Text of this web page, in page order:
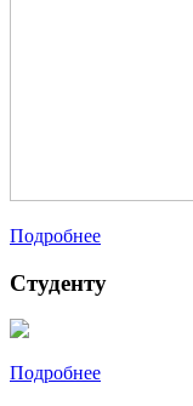
Подробнее
Студенту
Подробнее